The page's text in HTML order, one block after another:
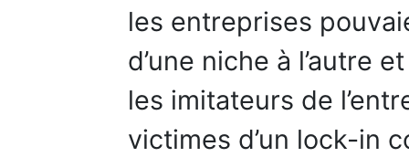
les entreprises
d’une niche à l’autre
les imitateurs de
victimes d’un lock-in